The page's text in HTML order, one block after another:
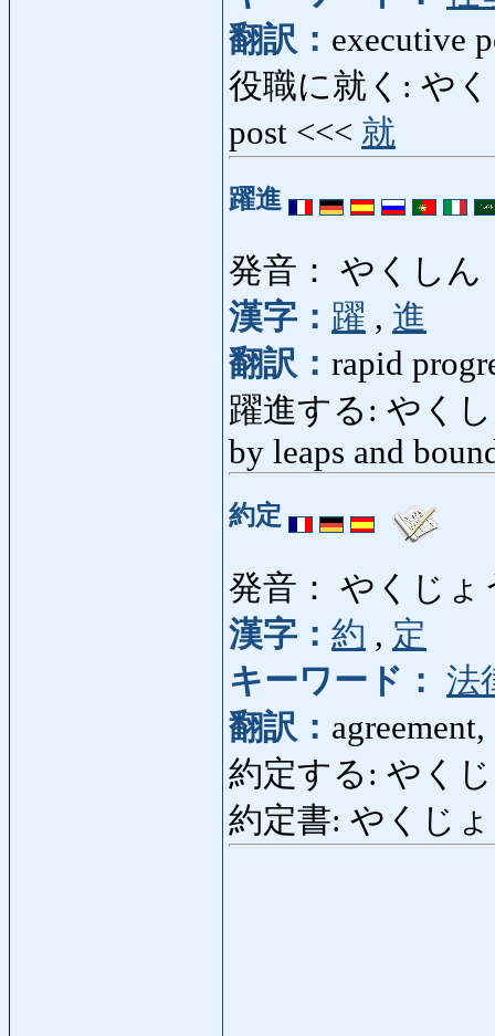
翻訳： executive
役職に就く: や
post <<< 就
躍進
発音： やくしん
漢字： 躍 , 進
翻訳： rapid
躍進する: やくし
by leaps and
約定
発音： やくじょ
漢字： 約 , 定
キーワード： 法
翻訳：
約定する: やくじ
約定書: やくじ